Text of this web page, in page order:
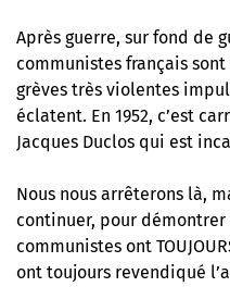
Après guerre, sur fond de
communistes français
grèves très violentes
éclatent. En 1952, c’est
Jacques Duclos qui est
Nous nous arrêterons là,
continuer, pour
communistes ont
ont toujours revendiqué